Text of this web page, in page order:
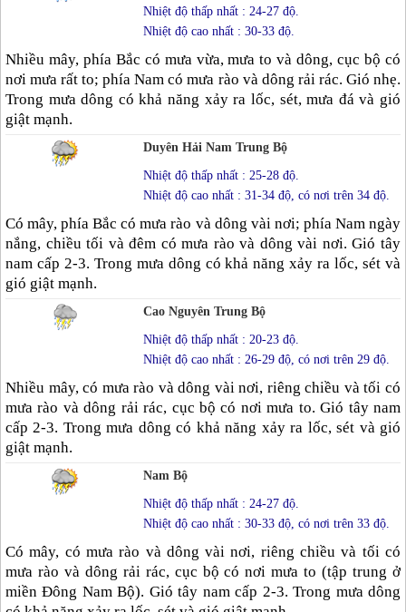
Nhiệt độ thấp nhất : 24-27 độ.
Nhiệt độ cao nhất : 30-33 độ.
Nhiều mây, phía Bắc có mưa vừa, mưa to và dông, cục bộ có
nơi mưa rất to; phía Nam có mưa rào và dông rải rác. Gió nhẹ.
Trong mưa dông có khả năng xảy ra lốc, sét, mưa đá và gió
giật mạnh.
Duyên Hải Nam Trung Bộ
Nhiệt độ thấp nhất : 25-28 độ.
Nhiệt độ cao nhất : 31-34 độ, có nơi trên 34 độ.
Có mây, phía Bắc có mưa rào và dông vài nơi; phía Nam ngày
nắng, chiều tối và đêm có mưa rào và dông vài nơi. Gió tây
nam cấp 2-3. Trong mưa dông có khả năng xảy ra lốc, sét và
gió giật mạnh.
Cao Nguyên Trung Bộ
Nhiệt độ thấp nhất : 20-23 độ.
Nhiệt độ cao nhất : 26-29 độ, có nơi trên 29 độ.
Nhiều mây, có mưa rào và dông vài nơi, riêng chiều và tối có
mưa rào và dông rải rác, cục bộ có nơi mưa to. Gió tây nam
cấp 2-3. Trong mưa dông có khả năng xảy ra lốc, sét và gió
giật mạnh.
Nam Bộ
Nhiệt độ thấp nhất : 24-27 độ.
Nhiệt độ cao nhất : 30-33 độ, có nơi trên 33 độ.
Có mây, có mưa rào và dông vài nơi, riêng chiều và tối có
mưa rào và dông rải rác, cục bộ có nơi mưa to (tập trung ở
miền Đông Nam Bộ). Gió tây nam cấp 2-3. Trong mưa dông